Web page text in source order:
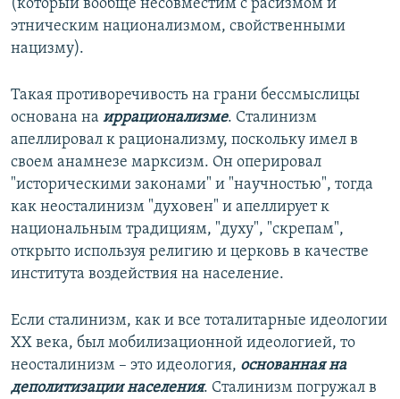
(который вообще несовместим с расизмом и
этническим национализмом, свойственными
нацизму).
Такая противоречивость на грани бессмыслицы
основана на иррационализме. Сталинизм
апеллировал к рационализму, поскольку имел в
своем анамнезе марксизм. Он оперировал
"историческими законами" и "научностью", тогда
как неосталинизм "духовен" и апеллирует к
национальным традициям, "духу", "скрепам",
открыто используя религию и церковь в качестве
института воздействия на население.
Если сталинизм, как и все тоталитарные идеологии
ХХ века, был мобилизационной идеологией, то
неосталинизм – это идеология, основанная на
деполитизации населения. Сталинизм погружал в